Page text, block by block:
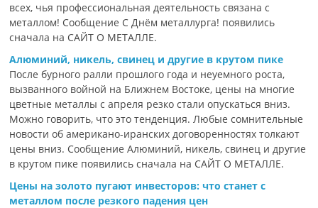
всех, чья профессиональная деятельность связана с
металлом! Сообщение С Днём металлурга! появились
сначала на САЙТ О МЕТАЛЛЕ.
Алюминий, никель, свинец и другие в крутом пике
После бурного ралли прошлого года и неуемного роста,
вызванного войной на Ближнем Востоке, цены на многие
цветные металлы с апреля резко стали опускаться вниз.
Можно говорить, что это тенденция. Любые сомнительные
новости об американо-иранских договоренностях толкают
цены вниз. Сообщение Алюминий, никель, свинец и другие
в крутом пике появились сначала на САЙТ О МЕТАЛЛЕ.
Цены на золото пугают инвесторов: что станет с
металлом после резкого падения цен